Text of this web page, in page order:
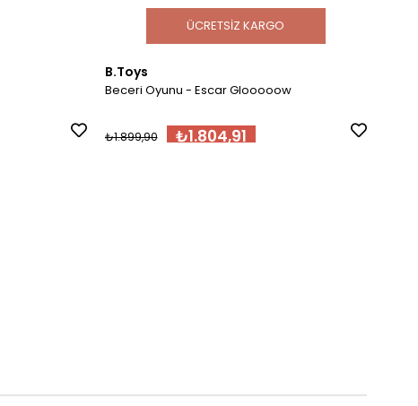
B.Toys
Beceri Oyunu - Escar Glooooow
₺1.804,91
₺1.899,90
ÜCRETSIZ KARGO